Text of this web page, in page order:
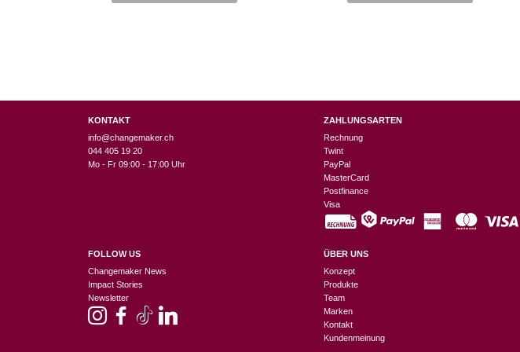
KONTAKT
info@changemaker.ch
044 405 19 20
Mo - Fr 09:00 - 17:00 Uhr
FOLLOW US
Changemaker News
Impact Stories
Newsletter
ZAHLUNGSARTEN
Rechnung
Twint
PayPal
MasterCard
Postfinance
Visa
ÜBER UNS
Konzept
Produkte
Team
Marken
Kontakt
Kundenmeinung